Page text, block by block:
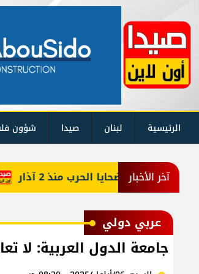
الرئيسية لبنان صيدا شؤون
آخر الأخبار
حصيلة ضحايا الحرب منذ 2 آذار
عربي دولي
جامعة الدول العربية: لا